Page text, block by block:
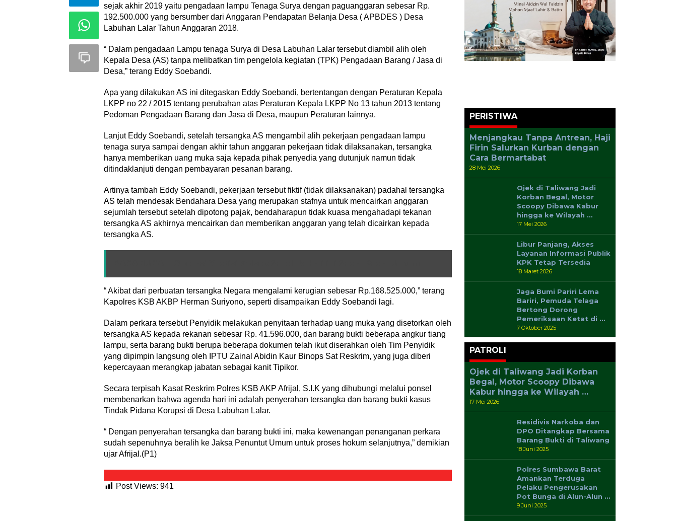
sejak akhir 2019 yaitu pengadaan lampu Tenaga Surya dengan paguanggaran sebesar Rp.
192.500.000 yang bersumber dari Anggaran Pendapatan Belanja Desa ( APBDES ) Desa
Labuhan Lalar Tahun Anggaran 2018.
“ Dalam pengadaan Lampu tenaga Surya di Desa Labuhan Lalar tersebut diambil alih oleh
Kepala Desa (AS) tanpa melibatkan tim pengelola kegiatan (TPK) Pengadaan Barang / Jasa di
Desa,” terang Eddy Soebandi.
Apa yang dilakukan AS ini ditegaskan Eddy Soebandi, bertentangan dengan Peraturan Kepala
LKPP no 22 / 2015 tentang perubahan atas Peraturan Kepala LKPP No 13 tahun 2013 tentang
Pedoman Pengadaan Barang dan Jasa di Desa, maupun Peraturan lainnya.
Lanjut Eddy Soebandi, setelah tersangka AS mengambil alih pekerjaan pengadaan lampu
tenaga surya sampai dengan akhir tahun anggaran pekerjaan tidak dilaksanakan, tersangka
hanya memberikan uang muka saja kepada pihak penyedia yang dutunjuk namun tidak
ditindaklanjuti dengan pembayaran pesanan barang.
Artinya tambah Eddy Soebandi, pekerjaan tersebut fiktif (tidak dilaksanakan) padahal tersangka
AS telah mendesak Bendahara Desa yang merupakan stafnya untuk mencairkan anggaran
sejumlah tersebut setelah dipotong pajak, bendaharapun tidak kuasa mengahadapi tekanan
tersangka AS akhirnya mencairkan dan memberikan anggaran yang telah dicairkan kepada
tersangka AS.
“ Akibat dari perbuatan tersangka Negara mengalami kerugian sebesar Rp.168.525.000,” terang
Kapolres KSB AKBP Herman Suriyono, seperti disampaikan Eddy Soebandi lagi.
Dalam perkara tersebut Penyidik melakukan penyitaan terhadap uang muka yang disetorkan oleh
tersangka AS kepada rekanan sebesar Rp. 41.596.000, dan barang bukti beberapa angkur tiang
lampu, serta barang bukti berupa beberapa dokumen telah ikut diserahkan oleh Tim Penyidik
yang dipimpin langsung oleh IPTU Zainal Abidin Kaur Binops Sat Reskrim, yang juga diberi
kepercayaan merangkap jabatan sebagai kanit Tipikor.
Secara terpisah Kasat Reskrim Polres KSB AKP Afrijal, S.I.K yang dihubungi melalui ponsel
membenarkan bahwa agenda hari ini adalah penyerahan tersangka dan barang bukti kasus
Tindak Pidana Korupsi di Desa Labuhan Lalar.
“ Dengan penyerahan tersangka dan barang bukti ini, maka kewenangan penanganan perkara
sudah sepenuhnya beralih ke Jaksa Penuntut Umum untuk proses hokum selanjutnya,” demikian
ujar Afrijal.(P1)
Post Views: 941
PERISTIWA
Menjangkau Tanpa Antrean, Haji
Firin Salurkan Kurban dengan
Cara Bermartabat
28 Mei 2026
Ojek di Taliwang Jadi
Korban Begal, Motor
Scoopy Dibawa Kabur
hingga ke Wilayah …
17 Mei 2026
Libur Panjang, Akses
Layanan Informasi Publik
KPK Tetap Tersedia
18 Maret 2026
Jaga Bumi Pariri Lema
Bariri, Pemuda Telaga
Bertong Dorong
Pemeriksaan Ketat di …
7 Oktober 2025
PATROLI
Ojek di Taliwang Jadi Korban
Begal, Motor Scoopy Dibawa
Kabur hingga ke Wilayah …
17 Mei 2026
Residivis Narkoba dan
DPO Ditangkap Bersama
Barang Bukti di Taliwang
18 Juni 2025
Polres Sumbawa Barat
Amankan Terduga
Pelaku Pengerusakan
Pot Bunga di Alun-Alun …
9 Juni 2025